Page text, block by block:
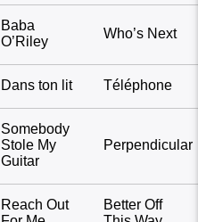
Baba
O’Riley
Who’s Next
Dans ton lit Téléphone
Somebody
Stole My
Guitar
Perpendicular
Reach Out
Better Off